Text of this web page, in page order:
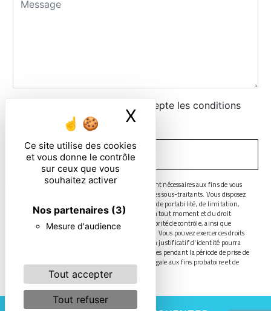
Ce site utilise des cookies
et vous donne le contrôle
sur ceux que vous
souhaitez activer
Nos partenaires (3)
Mesure d'audience
Tout accepter
Tout refuser
X Masquer le
En cochant cette case, j'accepte les conditions
particulières ci-dessous **
ENVOYER
** Les données personnelles communiquées sont nécessaires aux fins de vous
contacter. Elles sont destinées à l'entreprise et ses sous-traitants. Vous disposez
de droits d’accès, de rectification, d’effacement, de portabilité, de limitation,
d’opposition, de retrait de votre consentement à tout moment et du droit
d’introduire une réclamation auprès d’une autorité de contrôle, ainsi que
d’organiser le sort de vos données post-mortem. Vous pouvez exercer ces droits
par voie postale ou par courrier électronique. Un justificatif d'identité pourra
vous être demandé. Nous conservons vos données pendant la période de prise de
contact puis pendant la durée de prescription légale aux fins probatoire et de
gestion des contentieux.